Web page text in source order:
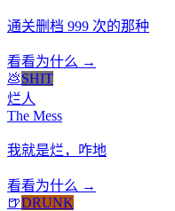
通关删档 999 次的那种
看看为什么 →
💩SHIT
烂人
The Mess
我就是烂，咋地
看看为什么 →
🍺DRUNK